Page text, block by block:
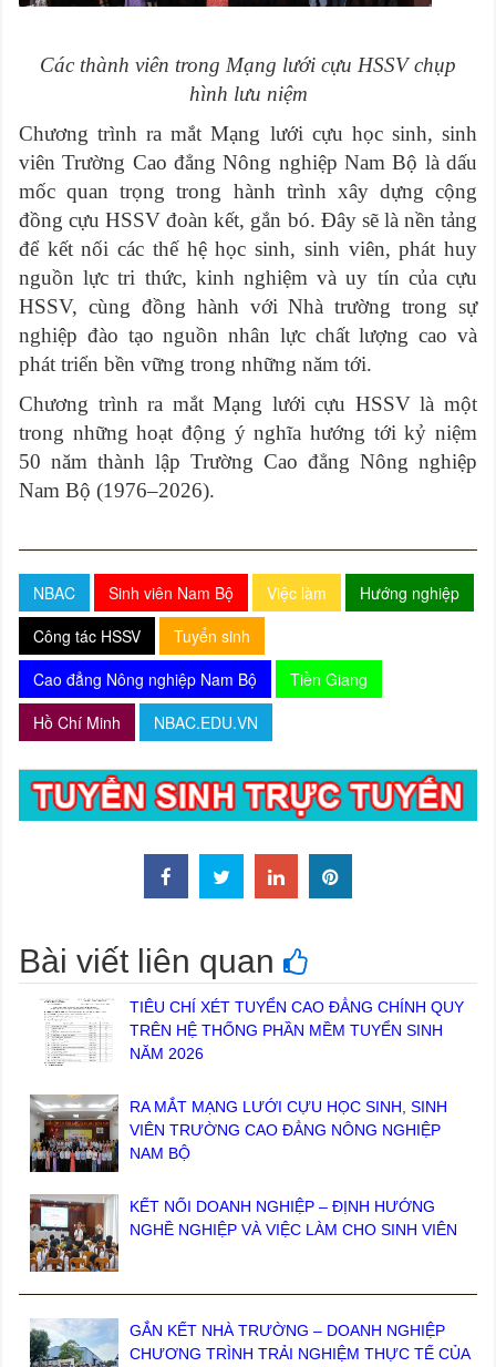
Các thành viên trong Mạng lưới cựu HSSV chụp
hình lưu niệm
Chương trình ra mắt Mạng lưới cựu học sinh, sinh
viên Trường Cao đẳng Nông nghiệp Nam Bộ là dấu
mốc quan trọng trong hành trình xây dựng cộng
đồng cựu HSSV đoàn kết, gắn bó. Đây sẽ là nền tảng
để kết nối các thế hệ học sinh, sinh viên, phát huy
nguồn lực tri thức, kinh nghiệm và uy tín của cựu
HSSV, cùng đồng hành với Nhà trường trong sự
nghiệp đào tạo nguồn nhân lực chất lượng cao và
phát triển bền vững trong những năm tới.
Chương trình ra mắt Mạng lưới cựu HSSV là một
trong những hoạt động ý nghĩa hướng tới kỷ niệm
50 năm thành lập Trường Cao đẳng Nông nghiệp
Nam Bộ (1976–2026).
NBAC Sinh viên Nam Bộ Việc làm
Hướng nghiệp
Công tác HSSV
Tuyển sinh
Cao đẳng Nông nghiệp Nam Bộ
Tiền Giang
Hồ Chí Minh
NBAC.EDU.VN
Bài viết liên quan
TIÊU CHÍ XÉT TUYỂN CAO ĐẲNG CHÍNH QUY
TRÊN HỆ THỐNG PHẦN MỀM TUYỂN SINH
NĂM 2026
RA MẮT MẠNG LƯỚI CỰU HỌC SINH, SINH
VIÊN TRƯỜNG CAO ĐẲNG NÔNG NGHIỆP
NAM BỘ
KẾT NỐI DOANH NGHIỆP – ĐỊNH HƯỚNG
NGHỀ NGHIỆP VÀ VIỆC LÀM CHO SINH VIÊN
GẮN KẾT NHÀ TRƯỜNG – DOANH NGHIỆP
CHƯƠNG TRÌNH TRẢI NGHIỆM THỰC TẾ CỦA